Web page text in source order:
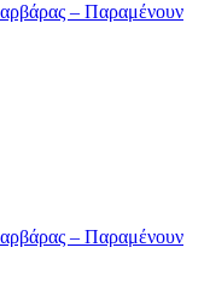
– Παραμένουν
– Παραμένουν